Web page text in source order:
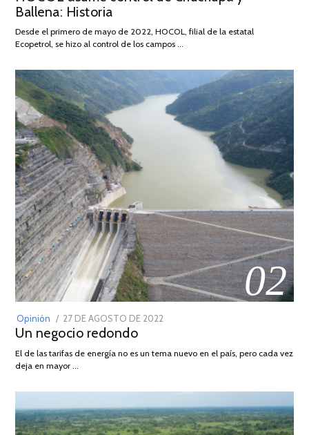
2026
Ballena: Historia
Desde el primero de mayo de 2022, HOCOL, filial de la estatal
Ecopetrol, se hizo al control de los campos …
02
Opinión
POSTED
ON
27 DE AGOSTO DE 2022
DE
Un negocio redondo
El de las tarifas de energía no es un tema nuevo en el país, pero cada vez
deja en mayor …